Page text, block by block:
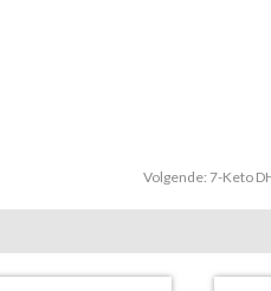
Volgende: 7-Keto